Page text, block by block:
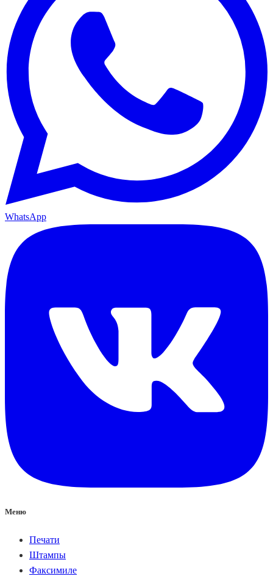
WhatsApp
Меню
Печати
Штампы
Факсимиле